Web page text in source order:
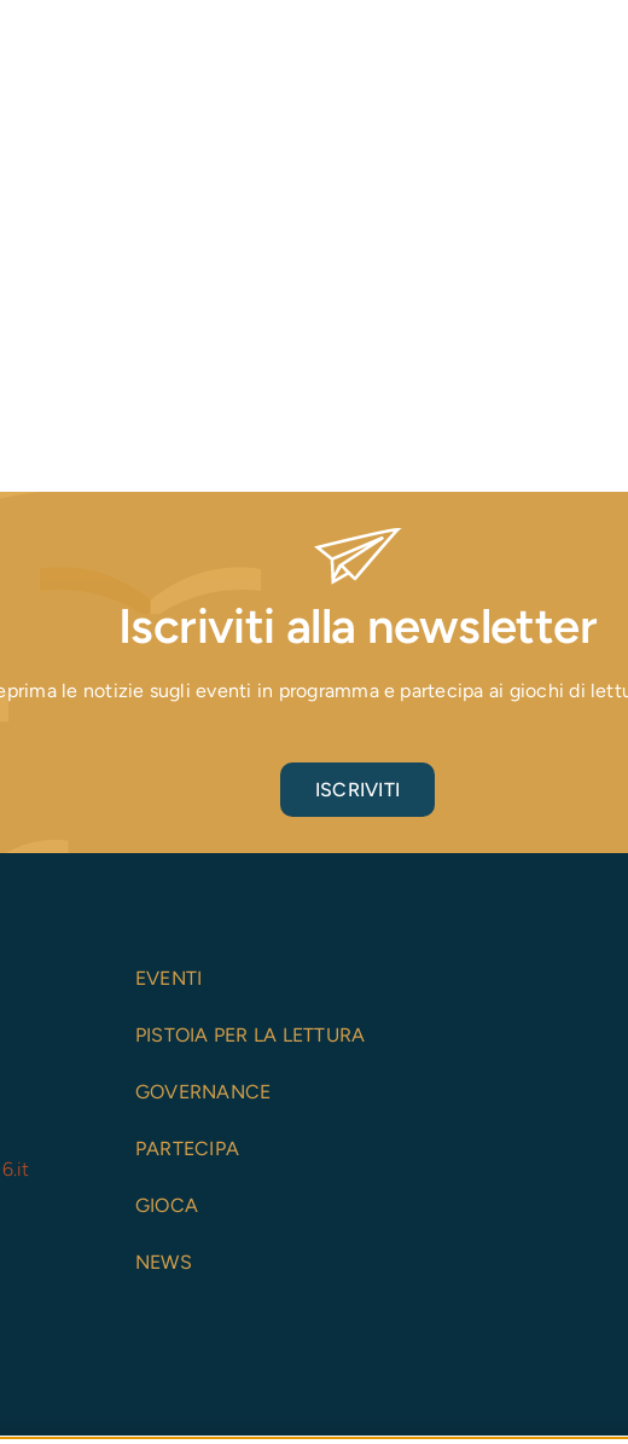
Iscriviti alla newsletter
le notizie sugli eventi in programma e partecipa ai giochi di
ISCRIVITI
EVENTI
PISTOIA PER LA LETTURA
GOVERNANCE
PARTECIPA
GIOCA
NEWS